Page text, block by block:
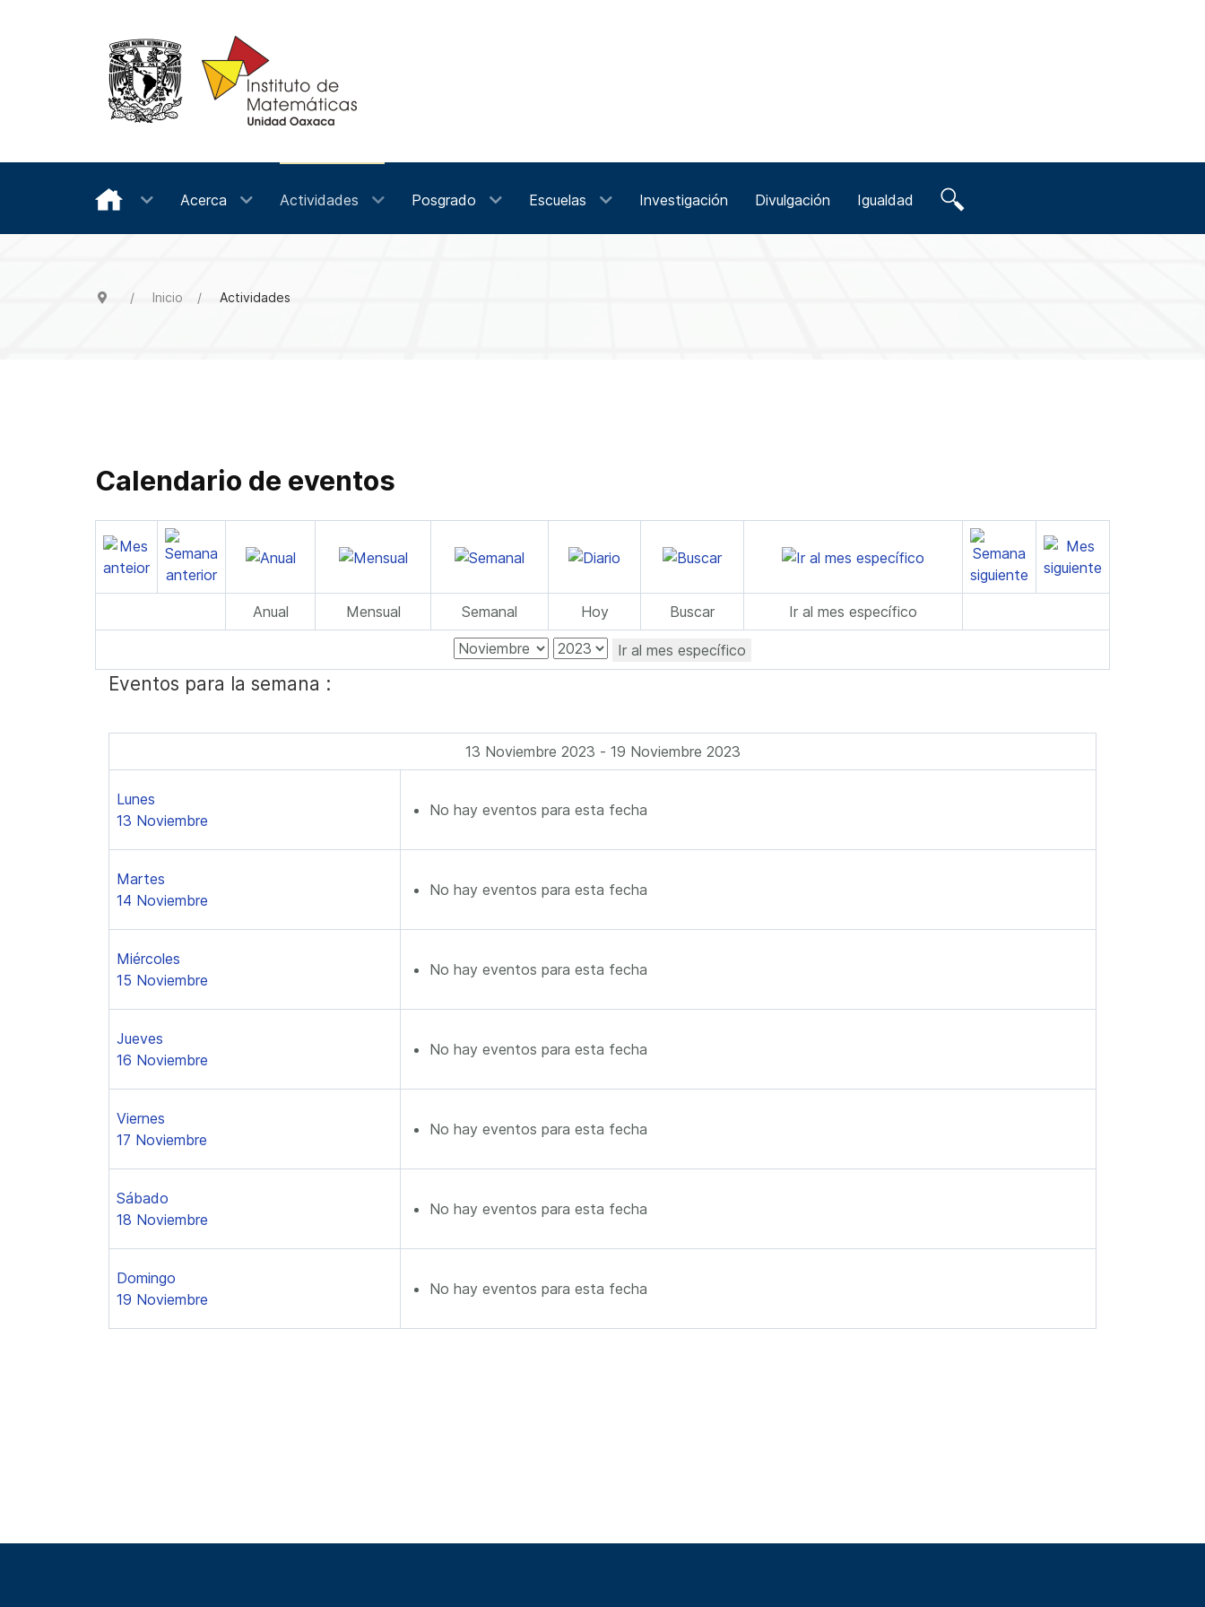
Acerca Actividades Posgrado Escuelas Investigación Divulgación Igualdad
Inicio Actividades
Calendario de eventos
Anual Mensual Semanal Hoy Buscar Ir al mes específico
Ir al mes específico
Eventos para la semana :
13 Noviembre 2023 - 19 Noviembre 2023
Lunes
13 Noviembre
No hay eventos para esta fecha
Martes
14 Noviembre
No hay eventos para esta fecha
Miércoles
15 Noviembre
No hay eventos para esta fecha
Jueves
16 Noviembre
No hay eventos para esta fecha
Viernes
17 Noviembre
No hay eventos para esta fecha
Sábado
18 Noviembre
No hay eventos para esta fecha
Domingo
19 Noviembre
No hay eventos para esta fecha